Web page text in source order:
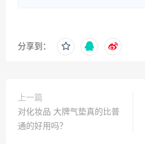
分享到：
上一篇
对化妆品 大牌气垫真的比普
通的好用吗？